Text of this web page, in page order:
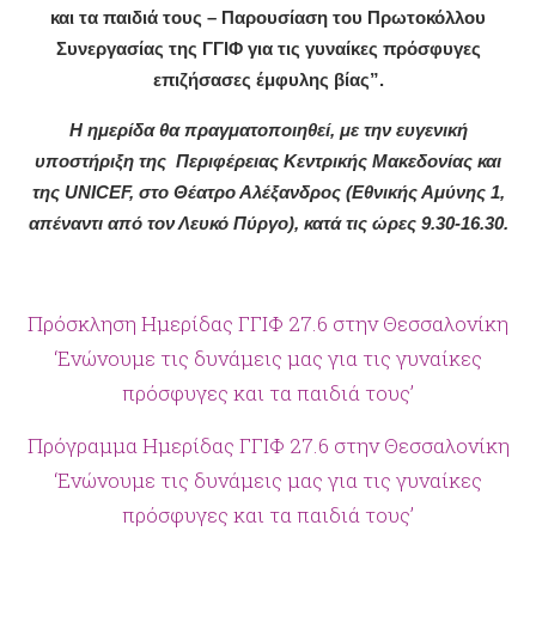
και τα παιδιά τους – Παρουσίαση του Πρωτοκόλλου
Συνεργασίας της ΓΓΙΦ για τις γυναίκες πρόσφυγες
επιζήσασες έμφυλης βίας”.
Η ημερίδα θα πραγματοποιηθεί, με την ευγενική
υποστήριξη της Περιφέρειας Κεντρικής Μακεδονίας και
της UNICEF, στο Θέατρο Αλέξανδρος (Εθνικής Αμύνης 1,
απέναντι από τον Λευκό Πύργο), κατά τις ώρες 9.30-16.30.
Πρόσκληση Ημερίδας ΓΓΙΦ 27.6 στην Θεσσαλονίκη
‘Ενώνουμε τις δυνάμεις μας για τις γυναίκες
πρόσφυγες και τα παιδιά τους’
Πρόγραμμα Ημερίδας ΓΓΙΦ 27.6 στην Θεσσαλονίκη
‘Ενώνουμε τις δυνάμεις μας για τις γυναίκες
πρόσφυγες και τα παιδιά τους’